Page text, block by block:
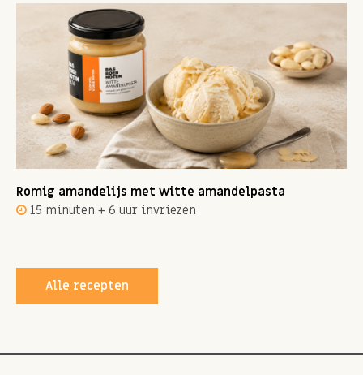
Romig amandelijs met witte amandelpasta
15 minuten + 6 uur invriezen
Alle recepten